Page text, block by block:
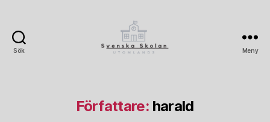
Sök Meny
Författare: harald